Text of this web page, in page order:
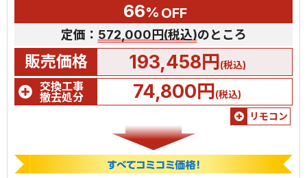
66% OFF
定価： 572,000円(税込)のところ
販売価格 193,458円(税込)
交換工事
撤去処分
74,800円(税込)
リモコン